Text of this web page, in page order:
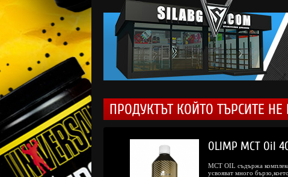
ПРОДУКТЪТ КОЙТО ТЪРСИТЕ
€ (55.00 лв.)
68
€ /38.49
лв.
8.44 € (16.51 лв.)
OLIMP MCT Oil
MCT OIL cъдържа
усвояват много